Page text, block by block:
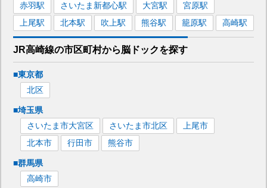
赤羽駅 さいたま新都心駅 大宮駅 宮原駅
上尾駅 北本駅 吹上駅 熊谷駅 籠原駅 高崎駅
JR高崎線の市区町村から脳ドックを探す
■東京都
北区
■埼玉県
さいたま市大宮区
さいたま市北区
上尾市
北本市
行田市 熊谷市
■群馬県
高崎市